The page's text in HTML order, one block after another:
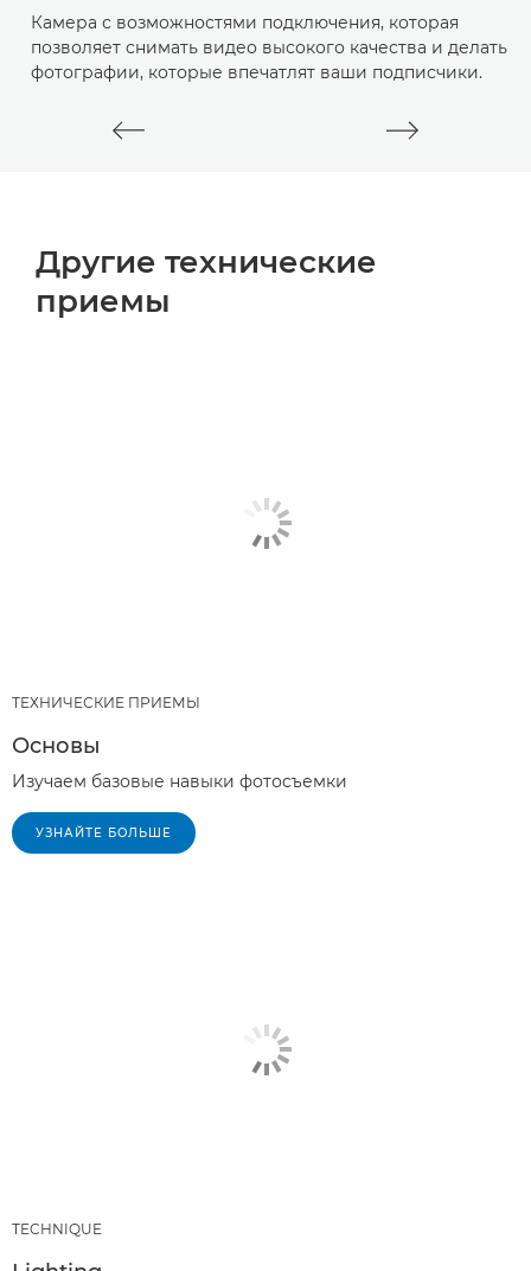
Камера с возможностями подключения, которая
позволяет снимать видео высокого качества и делать
фотографии, которые впечатлят ваши подписчики.
Другие технические
приемы
ТЕХНИЧЕСКИЕ ПРИЕМЫ
Основы
Изучаем базовые навыки фотосъемки
УЗНАЙТЕ БОЛЬШЕ
TECHNIQUE